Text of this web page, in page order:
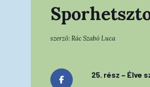
szerző:Rác Szabó Luca
25. rész – Élve